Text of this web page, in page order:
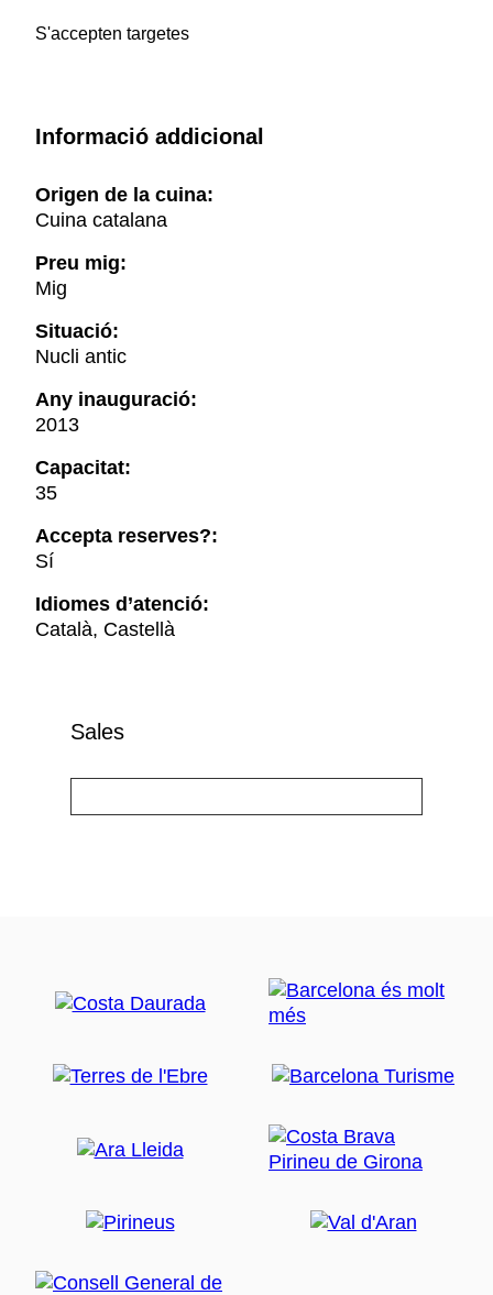
S'accepten targetes
Informació addicional
Origen de la cuina:
Cuina catalana
Preu mig:
Mig
Situació:
Nucli antic
Any inauguració:
2013
Capacitat:
35
Accepta reserves?:
Sí
Idiomes d’atenció:
Català, Castellà
Sales